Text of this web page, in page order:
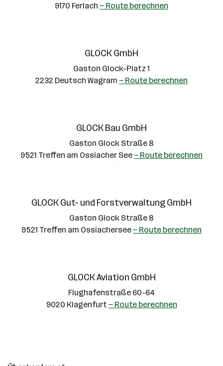
9170 Ferlach — Route berechnen
GLOCK GmbH
Gaston Glock-Platz 1
2232 Deutsch Wagram — Route berechnen
GLOCK Bau GmbH
Gaston Glock Straße 8
9521 Treffen am Ossiacher See— Route berechnen
GLOCK Gut- und Forstverwaltung GmbH
Gaston Glock Straße 8
9521 Treffen am Ossiachersee— Route berechnen
GLOCK Aviation GmbH
Flughafenstraße 60-64
9020 Klagenfurt— Route berechnen
sicherzustellen. Ihre Zustimmung können Sie
In unserer
Cookie-Einstellungen
Alle Cookies akzeptieren